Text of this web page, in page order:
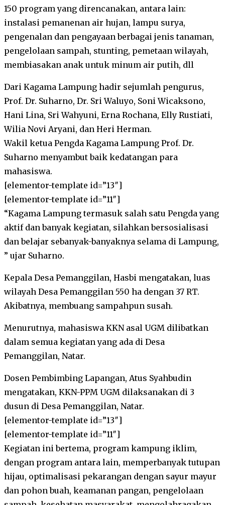
150 program yang direncanakan, antara lain:
instalasi pemanenan air hujan, lampu surya,
pengenalan dan pengayaan berbagai jenis tanaman,
pengelolaan sampah, stunting, pemetaan wilayah,
membiasakan anak untuk minum air putih, dll
Dari Kagama Lampung hadir sejumlah pengurus,
Prof. Dr. Suharno, Dr. Sri Waluyo, Soni Wicaksono,
Hani Lina, Sri Wahyuni, Erna Rochana, Elly Rustiati,
Wilia Novi Aryani, dan Heri Herman.
Wakil ketua Pengda Kagama Lampung Prof. Dr.
Suharno menyambut baik kedatangan para
mahasiswa.
[elementor-template id=”13″]
[elementor-template id=”11″]
“Kagama Lampung termasuk salah satu Pengda yang
aktif dan banyak kegiatan, silahkan bersosialisasi
dan belajar sebanyak-banyaknya selama di Lampung,
” ujar Suharno.
Kepala Desa Pemanggilan, Hasbi mengatakan, luas
wilayah Desa Pemanggilan 550 ha dengan 37 RT.
Akibatnya, membuang sampahpun susah.
Menurutnya, mahasiswa KKN asal UGM dilibatkan
dalam semua kegiatan yang ada di Desa
Pemanggilan, Natar.
Dosen Pembimbing Lapangan, Atus Syahbudin
mengatakan, KKN-PPM UGM dilaksanakan di 3
dusun di Desa Pemanggilan, Natar.
[elementor-template id=”13″]
[elementor-template id=”11″]
Kegiatan ini bertema, program kampung iklim,
dengan program antara lain, memperbanyak tutupan
hijau, optimalisasi pekarangan dengan sayur mayur
dan pohon buah, keamanan pangan, pengelolaan